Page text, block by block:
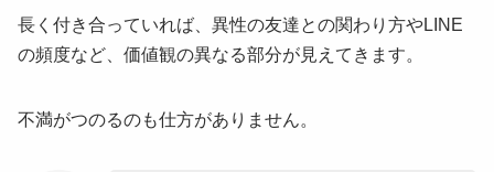
長く付き合っていれば、異性の友達との関わり方やLINE
の頻度など、価値観の異なる部分が見えてきます。
不満がつのるのも仕方がありません。